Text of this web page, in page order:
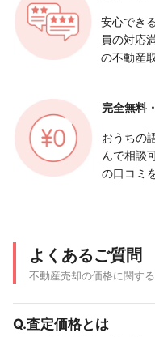
安心でき
員の対応
の不動産
完全無料
おうちの
んで相談
の口コミ
よくあるご質問
不動産売却の価格に関す
Q.査定価格とは